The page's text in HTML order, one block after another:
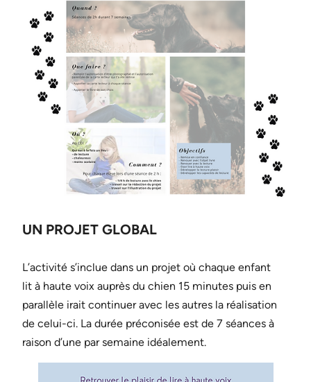
UN PROJET GLOBAL
L’activité s’inclue dans un projet où chaque enfant
lit à haute voix auprès du chien 15 minutes puis en
parallèle irait continuer avec les autres la réalisation
de celui-ci. La durée préconisée est de 7 séances à
raison d’une par semaine idéalement.